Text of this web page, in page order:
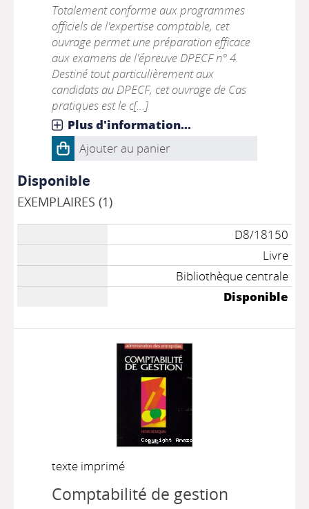
Totalement conforme aux programmes
officiels de l'expertise comptable, cet
ouvrage permet une préparation efficace
aux examens de l'épreuve DPECF n° 4.
Destiné tout particulièrement aux
candidats au DPECF, cet ouvrage de Cas
pratiques est le c[...]
Plus d'information...
Ajouter au panier
Disponible
EXEMPLAIRES (1)
D8/18150
Livre
Bibliothèque centrale
Disponible
texte imprimé
Comptabilité de gestion